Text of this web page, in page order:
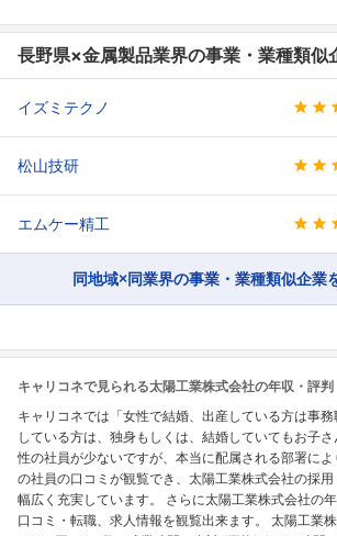
長野県×金属製品業界の事業・業種類似
イズミテクノ
松山技研
エムケー精工
同地域×同業界の事業・業種類似企業
キャリコネで見られる太陽工業株式会社の年収・評
キャリコネでは「女性で結婚、出産している方は事
している方は、独身もしくは、結婚していてもお子
性の社員が少ないですが、本当に配属される部署に
の社員の口コミが観覧でき、太陽工業株式会社の採
幅広く充実しています。 さらに太陽工業株式会社の
口コミ・転職、求人情報を観覧出来ます。 太陽工業